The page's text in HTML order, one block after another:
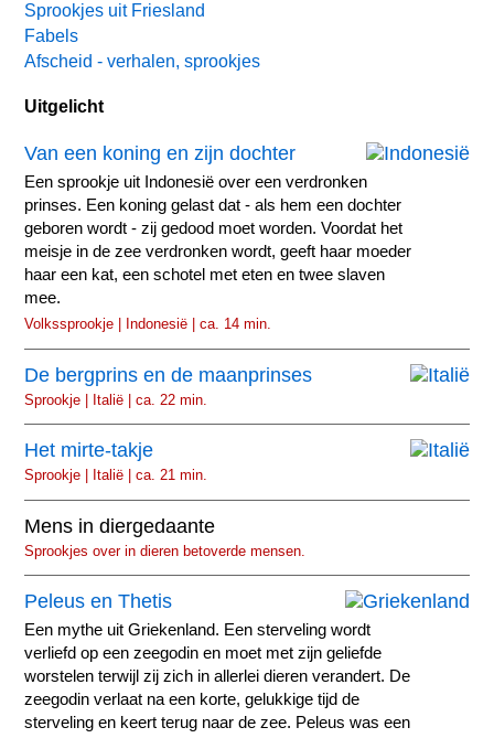
Sprookjes uit Friesland
Fabels
Afscheid - verhalen, sprookjes
Uitgelicht
Van een koning en zijn dochter
Een sprookje uit Indonesië over een verdronken
prinses. Een koning gelast dat - als hem een dochter
geboren wordt - zij gedood moet worden. Voordat het
meisje in de zee verdronken wordt, geeft haar moeder
haar een kat, een schotel met eten en twee slaven
mee.
Volkssprookje | Indonesië | ca. 14 min.
De bergprins en de maanprinses
Sprookje | Italië | ca. 22 min.
Het mirte-takje
Sprookje | Italië | ca. 21 min.
Mens in diergedaante
Sprookjes over in dieren betoverde mensen.
Peleus en Thetis
Een mythe uit Griekenland. Een sterveling wordt
verliefd op een zeegodin en moet met zijn geliefde
worstelen terwijl zij zich in allerlei dieren verandert. De
zeegodin verlaat na een korte, gelukkige tijd de
sterveling en keert terug naar de zee. Peleus was een